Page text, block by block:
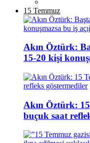
15 Temmuz
Akın Öztürk:
15-20 kişi
Akın Öztürk:
buçuk saat